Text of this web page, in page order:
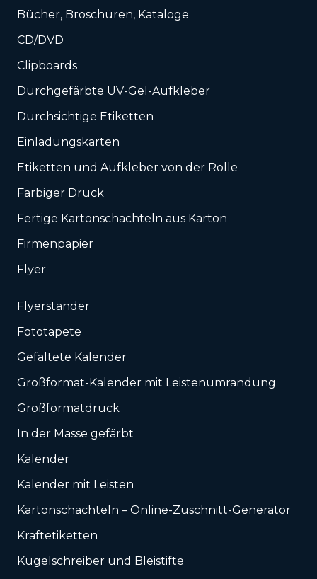
Bücher, Broschüren, Kataloge
CD/DVD
Clipboards
Durchgefärbte UV-Gel-Aufkleber
Durchsichtige Etiketten
Einladungskarten
Etiketten und Aufkleber von der Rolle
Farbiger Druck
Fertige Kartonschachteln aus Karton
Firmenpapier
Flyer
Flyerständer
Fototapete
Gefaltete Kalender
Großformat-Kalender mit Leistenumrandung
Großformatdruck
In der Masse gefärbt
Kalender
Kalender mit Leisten
Karton­schachteln – Online-Zuschnitt-Generator
Kraftetiketten
Kugelschreiber und Bleistifte